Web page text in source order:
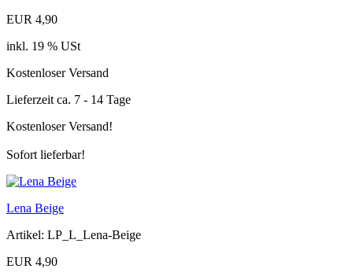
EUR 4,90
inkl. 19 % USt
Kostenloser Versand
Lieferzeit ca. 7 - 14 Tage
Kostenloser Versand!
Sofort lieferbar!
Lena Beige
Artikel: LP_L_Lena-Beige
EUR 4,90